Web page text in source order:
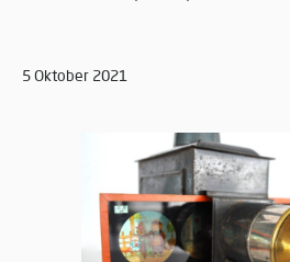
5 Oktober 2021